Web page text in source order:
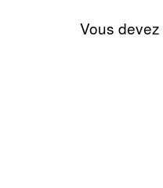
Vous devez